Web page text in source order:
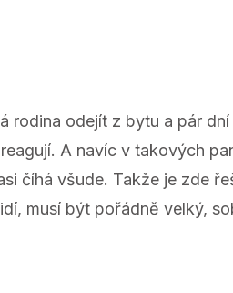
rodina odejít z bytu a pár
A navíc v takových
číhá všude. Takže je zde
musí být pořádně velký,